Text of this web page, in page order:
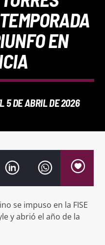
WEB
EN
5 DE ABRIL DE 2026
se impuso en la FISE
y abrió el año de la